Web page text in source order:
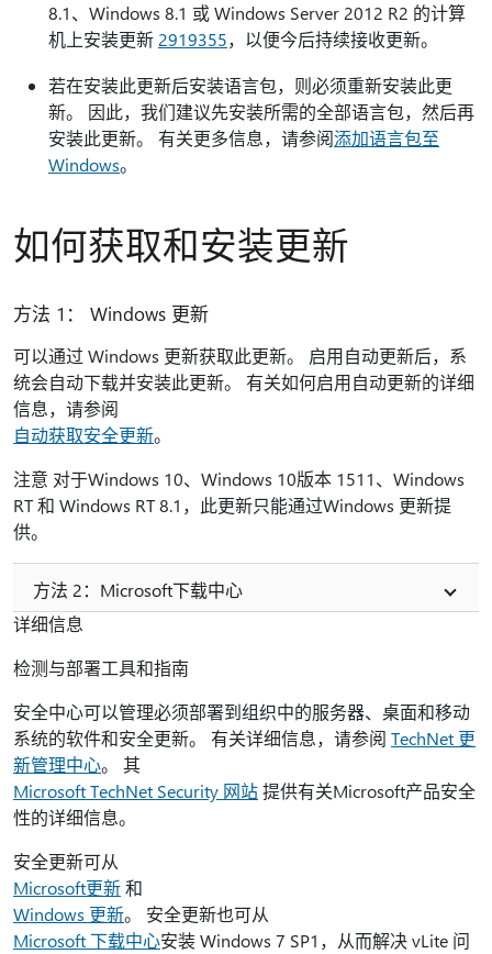
8.1、Windows 8.1 或 Windows Server 2012 R2 的计算
机上安装更新 2919355，以便今后持续接收更新。
若在安装此更新后安装语言包，则必须重新安装此更
新。 因此，我们建议先安装所需的全部语言包，然后再
安装此更新。 有关更多信息，请参阅添加语言包至
Windows。
如何获取和安装更新
方法 1： Windows 更新
可以通过 Windows 更新获取此更新。 启用自动更新后，系
统会自动下载并安装此更新。 有关如何启用自动更新的详细
信息，请参阅
自动获取安全更新。
注意 对于Windows 10、Windows 10版本 1511、Windows
RT 和 Windows RT 8.1，此更新只能通过Windows 更新提
供。
方法 2：Microsoft下载中心
详细信息
检测与部署工具和指南
安全中心可以管理必须部署到组织中的服务器、桌面和移动
系统的软件和安全更新。 有关详细信息，请参阅 TechNet 更
新管理中心。 其
Microsoft TechNet Security 网站提供有关Microsoft产品安全
性的详细信息。
安全更新可从
Microsoft更新和
Windows 更新。 安全更新也可从
Microsoft 下载中心安装 Windows 7 SP1，从而解决 vLite 问